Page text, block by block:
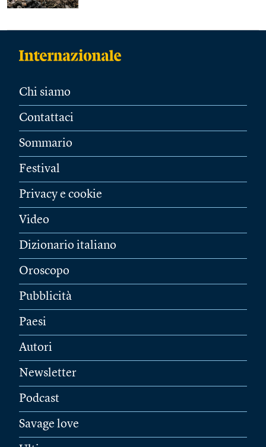
Chi siamo
Contattaci
Sommario
Festival
Privacy e cookie
Video
Dizionario italiano
Oroscopo
Pubblicità
Paesi
Autori
Newsletter
Podcast
Savage love